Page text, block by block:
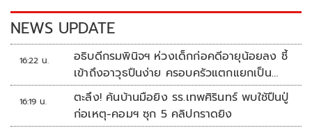
k k
NEWS UPDATE
16:22 น.
อธิบดีกรมพินิจฯ ห่วงเด็กก่อคดีอายุน้อยลง ชี้
เข้าถึงอาวุธปืนง่าย ครอบครัวแตกแยกเป็น
ชนวนสำคัญ
16:19 น.
ตะลึง! ค้นบ้านมือยิง รร.เทพศิรินทร์ พบใช้ปืนปู่
ก่อเหตุ-คอมฯ ซุก 5 คลิปกราดยิง